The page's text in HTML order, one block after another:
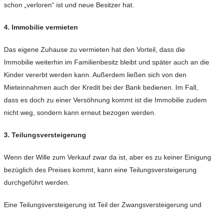
schon „verloren“ ist und neue Besitzer hat.
4. Immobilie vermieten
Das eigene Zuhause zu vermieten hat den Vorteil, dass die
Immobilie weiterhin im Familienbesitz bleibt und später auch an die
Kinder vererbt werden kann. Außerdem ließen sich von den
Mieteinnahmen auch der Kredit bei der Bank bedienen. Im Fall,
dass es doch zu einer Versöhnung kommt ist die Immobilie zudem
nicht weg, sondern kann erneut bezogen werden.
3. Teilungsversteigerung
Wenn der Wille zum Verkauf zwar da ist, aber es zu keiner Einigung
bezüglich des Preises kommt, kann eine Teilungsversteigerung
durchgeführt werden.
Eine Teilungsversteigerung ist Teil der Zwangsversteigerung und